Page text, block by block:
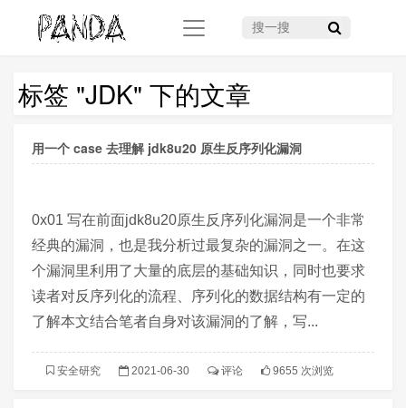
搜一搜
标签 "JDK" 下的文章
用一个 case 去理解 jdk8u20 原生反序列化漏洞
0x01 写在前面jdk8u20原生反序列化漏洞是一个非常
经典的漏洞，也是我分析过最复杂的漏洞之一。在这
个漏洞里利用了大量的底层的基础知识，同时也要求
读者对反序列化的流程、序列化的数据结构有一定的
了解本文结合笔者自身对该漏洞的了解，写...
安全研究 2021-06-30 评论 9655 次浏览